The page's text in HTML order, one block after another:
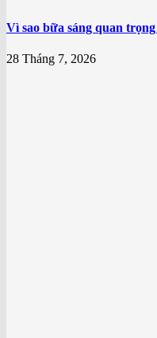
Vì sao bữa sáng quan
28 Tháng 7, 2026